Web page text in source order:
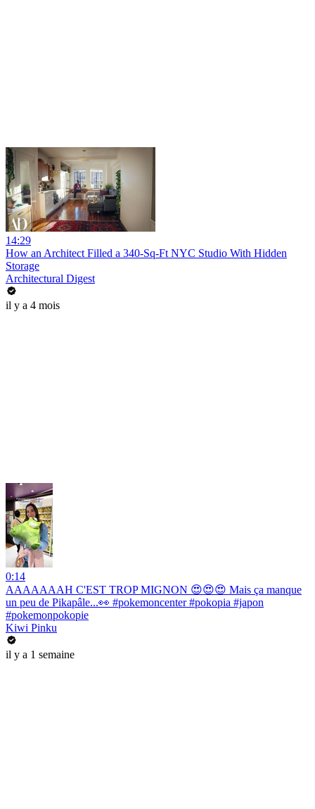
14:29
How an Architect Filled a 340-Sq-Ft NYC Studio With Hidden
Storage
Architectural Digest
il y a 4 mois
0:14
AAAAAAAH C'EST TROP MIGNON 😍😍😍 Mais ça manque
un peu de Pikapâle...👀 #pokemoncenter #pokopia #japon
#pokemonpokopie
Kiwi Pinku
il y a 1 semaine